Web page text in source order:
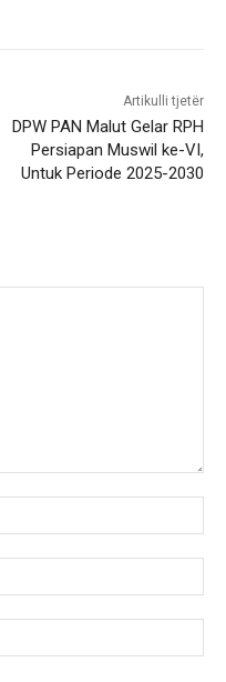
Artikulli tjetër
DPW PAN Malut Gelar RPH
Persiapan Muswil ke-VI,
Untuk Periode 2025-2030